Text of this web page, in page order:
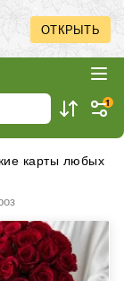
ОТКРЫТЬ
1
карты любых